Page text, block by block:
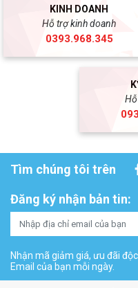
KINH DOANH
Hỗ trợ kinh doanh
0393.968.345
Tìm chúng tôi trên
Đăng ký nhận bản tin:
Nhận mã giảm giá, ưu đãi
Email của bạn mỗi ngày.